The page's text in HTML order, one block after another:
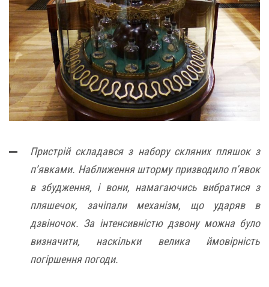
Пристрій складався з набору скляних пляшок з
п’явками. Наближення шторму призводило п’явок
в збудження, і вони, намагаючись вибратися з
пляшечок, зачіпали механізм, що ударяв в
дзвіночок. За інтенсивністю дзвону можна було
визначити, наскільки велика ймовірність
погіршення погоди.